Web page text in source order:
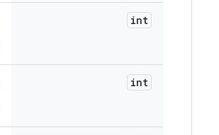
int
int